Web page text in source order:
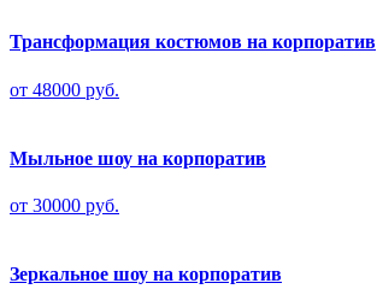
Трансформация костюмов на корпоратив
от 48000 руб.
Мыльное шоу на корпоратив
от 30000 руб.
Зеркальное шоу на корпоратив